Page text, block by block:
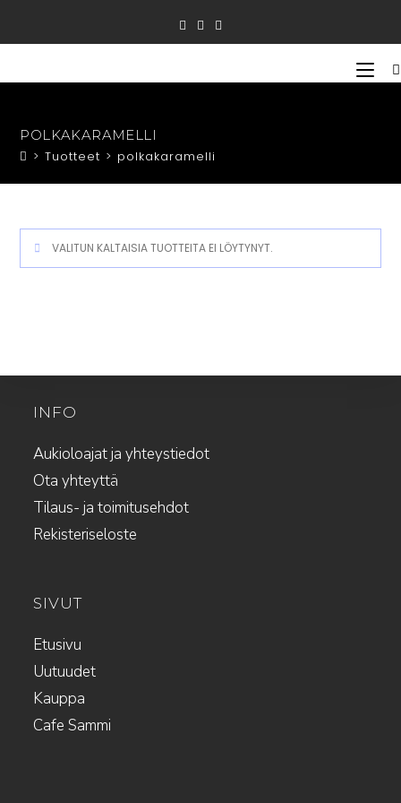
POLKAKARAMELLI
> Tuotteet > polkakaramelli
VALITUN KALTAISIA TUOTTEITA EI LÖYTYNYT.
INFO
Aukioloajat ja yhteystiedot
Ota yhteyttä
Tilaus- ja toimitusehdot
Rekisteriseloste
SIVUT
Etusivu
Uutuudet
Kauppa
Cafe Sammi